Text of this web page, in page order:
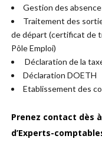
Gestion des
Traitement des
de départ (certificat de
Pôle Emploi)
Déclaration de la
Déclaration DOETH
Etablissement des
Prenez contact dès
d’Experts-